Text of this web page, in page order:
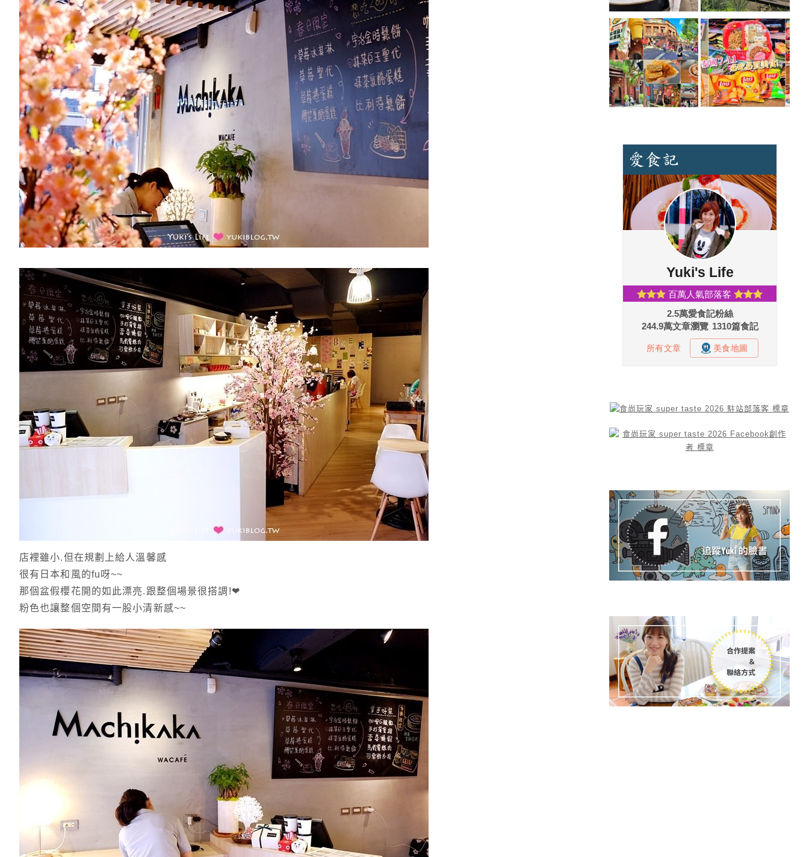
店裡雖小.但在規劃上給人溫馨感
很有日本和風的fu呀~~
那個盆假櫻花開的如此漂亮.跟整個場景很搭調!❤
粉色也讓整個空間有一股小清新感~~